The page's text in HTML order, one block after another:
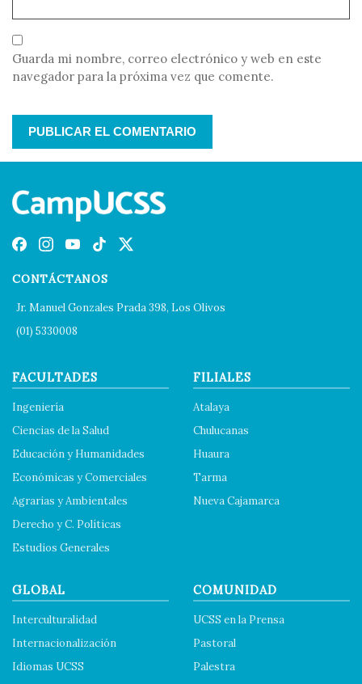
Guarda mi nombre, correo electrónico y web en este
navegador para la próxima vez que comente.
CONTÁCTANOS
Jr. Manuel Gonzales Prada 398, Los Olivos
(01) 5330008
FACULTADES
Ingeniería
Ciencias de la Salud
Educación y Humanidades
Económicas y Comerciales
Agrarias y Ambientales
Derecho y C. Políticas
Estudios Generales
FILIALES
Atalaya
Chulucanas
Huaura
Tarma
Nueva Cajamarca
GLOBAL
Interculturalidad
Internacionalización
Idiomas UCSS
COMUNIDAD
UCSS en la Prensa
Pastoral
Palestra